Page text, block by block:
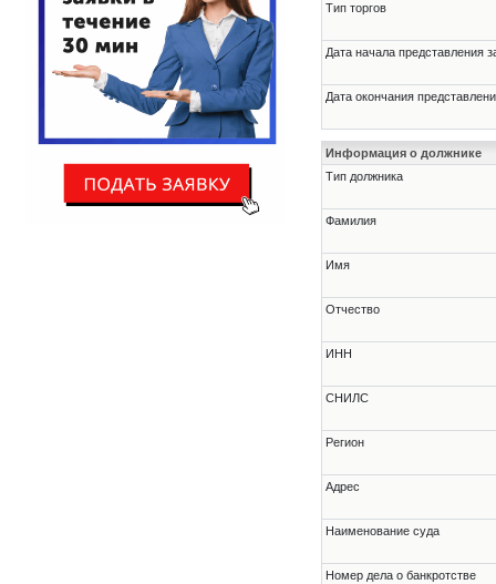
Тип торгов
Дата начала представления
Дата окончания
Информация о должнике
Тип должника
Фамилия
Имя
Отчество
ИНН
СНИЛС
Регион
Адрес
Наименование суда
Номер дела о банкротстве